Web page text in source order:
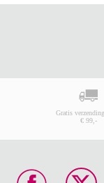
Gratis
€ 99,-